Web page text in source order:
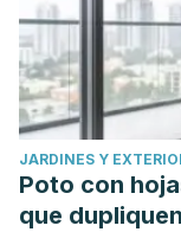
JARDINES Y
Poto con
que